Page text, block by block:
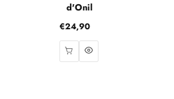
d'Onil
Preço
normal
€24,90